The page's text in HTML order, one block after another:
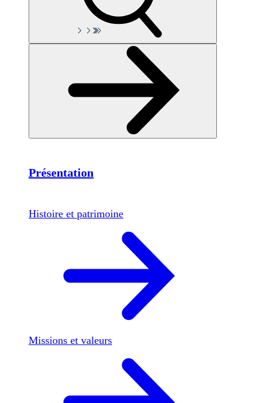
Présentation
Histoire et patrimoine
Missions et valeurs